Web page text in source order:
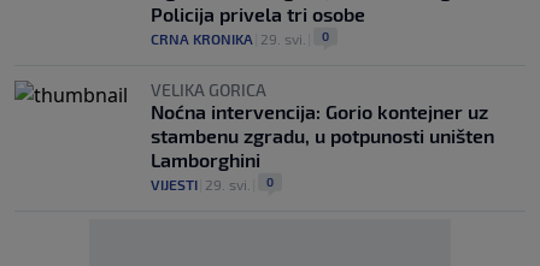
Policija privela tri osobe
CRNA KRONIKA 29. svi. 0
VELIKA GORICA
Noćna intervencija: Gorio kontejner uz
stambenu zgradu, u potpunosti uništen
Lamborghini
VIJESTI 29. svi. 0